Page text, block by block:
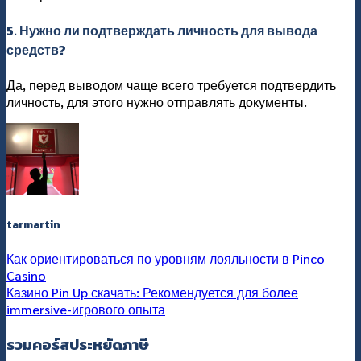
5. Нужно ли подтверждать личность для вывода
средств?
Да, перед выводом чаще всего требуется подтвердить
личность, для этого нужно отправлять документы.
tarmartin
Как ориентироваться по уровням лояльности в Pinco
Casino
Казино Pin Up скачать: Рекомендуется для более
immersive-игрового опыта
รวมคอร์สประหยัดภาษี